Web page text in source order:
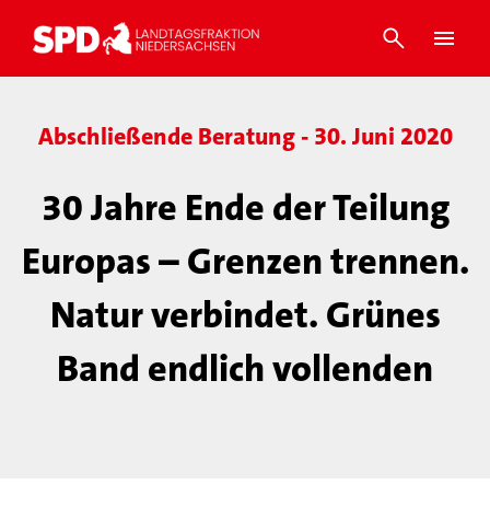
Abschließende Beratung - 30. Juni 2020
30 Jahre Ende der Teilung
Europas – Grenzen trennen.
Natur verbindet. Grünes
Band endlich vollenden